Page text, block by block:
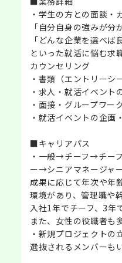
・学生の方との面談・
「自分自身の強みが分
「どんな企業を選べば
といった就活に悩む求
カウンセリング
・書類（エントリーシ
・求人・就活イベント
・面接・グループワー
・就活イベントの企画
■キャリアパス
・一般→チーフ→チー
ー→シニアマネージャ
成果に応じて年次や年
環境があり、管理職や
入社1年でチーフ、3年
また、女性の役職者も
・新規プロジェクトの
選抜されるメンバーも